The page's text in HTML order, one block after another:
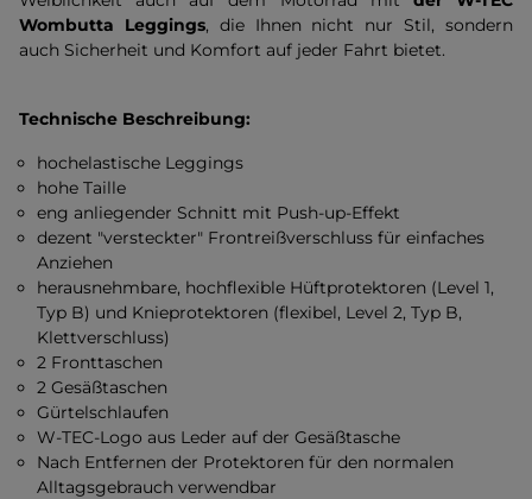
Wombutta Leggings, die Ihnen nicht nur Stil, sondern
auch Sicherheit und Komfort auf jeder Fahrt bietet.
Technische Beschreibung:
hochelastische Leggings
hohe Taille
eng anliegender Schnitt mit Push-up-Effekt
dezent "versteckter" Frontreißverschluss für einfaches
Anziehen
herausnehmbare, hochflexible Hüftprotektoren (Level 1,
Typ B) und Knieprotektoren (flexibel, Level 2, Typ B,
Klettverschluss)
2 Fronttaschen
2 Gesäßtaschen
Gürtelschlaufen
W-TEC-Logo aus Leder auf der Gesäßtasche
Nach Entfernen der Protektoren für den normalen
Alltagsgebrauch verwendbar